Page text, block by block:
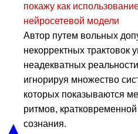
покажу как
нейросетевой модели
Автор путем вольных
некорректных
неадекватных
игнорируя множество
которых показываются
ритмов,
сознания.
▲